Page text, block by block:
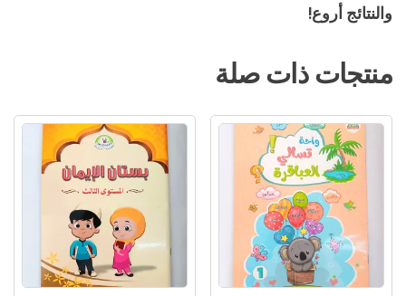
والنتائج أروع!
منتجات ذات صلة